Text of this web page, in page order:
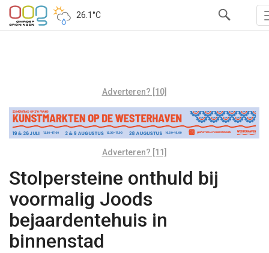
26.1°C
Adverteren? [10]
Adverteren? [11]
Stolpersteine onthuld bij
voormalig Joods
bejaardentehuis in
binnenstad